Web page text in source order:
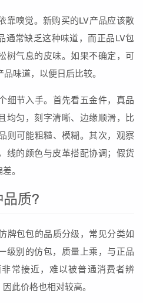
靠嗅觉。新购买的LV产品应该散
通常缺乏这种味道，而正品LV包
树气息的皮味。如果不确定，可
味道，以便日后比较。
细节入手。首先看五金件，真品
均匀，刻字清晰、边缘顺滑，比
则可能粗糙、模糊。其次，观察
线的颜色与皮革搭配协调；假货
。
质?
牌包包的品质分级，常见分类如
级别的仿包，质量上乘，与正品
常接近，难以被普通消费者辨
此价格也相对较高。